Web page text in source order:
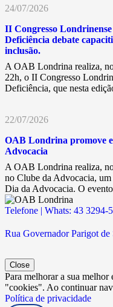
24/07/2026
II Congresso Londrinense
Deficiência debate
inclusão.
A OAB Londrina realiza,
22h, o II Congresso
Deficiência, que nesta
22/07/2026
OAB Londrina promove
Advocacia
A OAB Londrina realiza,
no Clube da Advocacia,
Dia da Advocacia. O
Telefone | Whats: 43 3294-
Rua Governador Parigot de
Close
Para melhorar a sua
"cookies". Ao continuar
Política de privacidade